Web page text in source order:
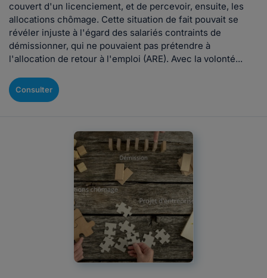
couvert d'un licenciement, et de percevoir, ensuite, les
allocations chômage. Cette situation de fait pouvait se
révéler injuste à l'égard des salariés contraints de
démissionner, qui ne pouvaient pas prétendre à
l'allocation de retour à l'emploi (ARE). Avec la volonté...
Consulter